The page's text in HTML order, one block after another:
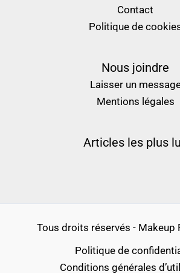
Contact
Politique de
Nous joindre
Laisser un
Mentions légales
Articles les plus
Tous droits réservés - Makeup
Politique de
Conditions générales